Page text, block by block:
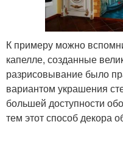
К примеру можно
капелле, созданные
разрисовывание было
вариантом украшения
большей доступности
тем этот способ декора